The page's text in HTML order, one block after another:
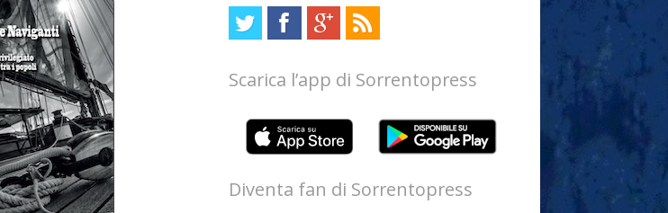
Scarica l’app di Sorrentopress
Diventa fan di Sorrentopress